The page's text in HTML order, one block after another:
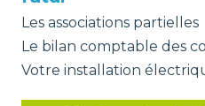
Les associations partielles
Le bilan comptable des
Votre installation